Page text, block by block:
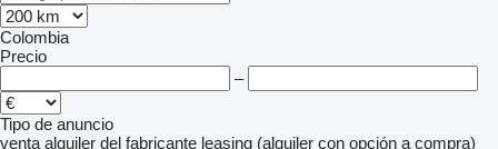
Colombia
Precio
–
Tipo de anuncio
venta alquiler del fabricante leasing (alquiler con opción a compra)